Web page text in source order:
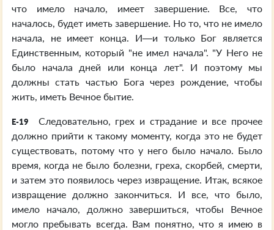
что имело начало, имеет завершение. Все, что
началось, будет иметь завершение. Но то, что не имело
начала, не имеет конца. И—и только Бог является
Единственным, который "не имел начала". "У Него не
было начала дней или конца лет". И поэтому мы
должны стать частью Бога через рождение, чтобы
жить, иметь Вечное бытие.
E-19
Следовательно, грех и страдание и все прочее
должно прийти к такому моменту, когда это не будет
существовать, потому что у него было начало. Было
время, когда не было болезни, греха, скорбей, смерти,
и затем это появилось через извращение. Итак, всякое
извращение должно закончиться. И все, что было,
имело начало, должно завершиться, чтобы Вечное
могло пребывать всегда. Вам понятно, что я имею в